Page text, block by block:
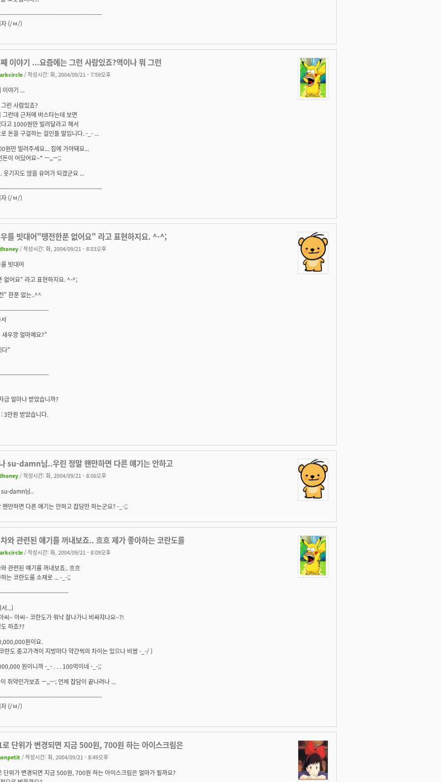
자 (/ㅂ/)
이야기 ...요즘에는 그런 사람있죠?역이나 뭐 그런
/ 작성시간: 화, 2004/09/21 - 7:59오후
이야기 ...
런 사람있죠?
그런데 근처에 버스타는데 보면
고 1000원만 빌려달라고 해서
돈을 구걸하는 걸인들 말입니다. -_- ...
원만 빌려주세요... 집에 가야돼요...
돈이 어딨어요~* ㅡ,,ㅡ;;
웃기지도 않을 유머가 되겠군요 ...
자 (/ㅂ/)
를 빗대어"땡전한푼 없어요" 라고 표현하지요. ^-^;
/ 작성시간: 화, 2004/09/21 - 8:03오후
빗대어
없어요" 라고 표현하지요. ^-^;
" 한푼 없는..^^
우깡 얼마예요?"
다"
금 얼마나 받았습니까?
3만원 받았습니다.
su-damn님..우린 정말 왠만하면 다른 얘기는 안하고
/ 작성시간: 화, 2004/09/21 - 8:06오후
su-damn님..
왠만하면 다른 얘기는 안하고 잡담만 하는군요? -_-;;
와 관련된 얘기를 꺼내보죠.. 흐흐 제가 좋아하는 코란도를
/ 작성시간: 화, 2004/09/21 - 8:09오후
관련된 얘기를 꺼내보죠.. 흐흐
는 코란도를 소재로 ... -_-;;
...)
씨~ 아씨~ 코란도가 워낙 잘나가니 비싸쟈나요~?!
하죠??
원이요.
란도 중고가격이 지방마다 약간씩의 차이는 있으나 비쌈 -_-/ )
원이니까 -_- . . . 100억이네 -_-;;
쥐약인가보죠 ㅡ,,ㅡ; 언제 잡담이 끝나려나 ...
자 (/ㅂ/)
단위가 변경되면 지금 500원, 700원 하는 아이스크림은
/ 작성시간: 화, 2004/09/21 - 8:49오후
단위가 변경되면 지금 500원, 700원 하는 아이스크림은 얼마가 될까요?